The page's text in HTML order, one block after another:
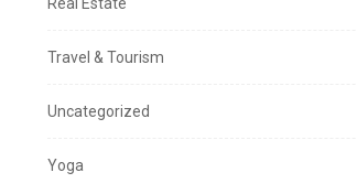
Real Estate
Travel & Tourism
Uncategorized
Yoga